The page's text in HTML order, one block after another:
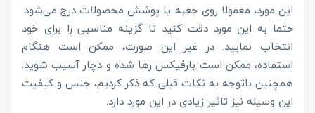
این مورد، معمولا روی جعبه یا پوشش محصولات درج می‌شود.
حتما به این مورد دقت کنید تا گزینه مناسبی را برای خود
انتخاب نمایید. در غیر این صورت، ممکن است هنگام
استفاده، ممکن است بارفیکس رها شده و دچار آسیب شوید.
همچنین باتوجه به نکات قبلی که ذکر کردیم، جنس و کیفیت
این وسیله نیز تاثیر زیادی در این مورد دارد.